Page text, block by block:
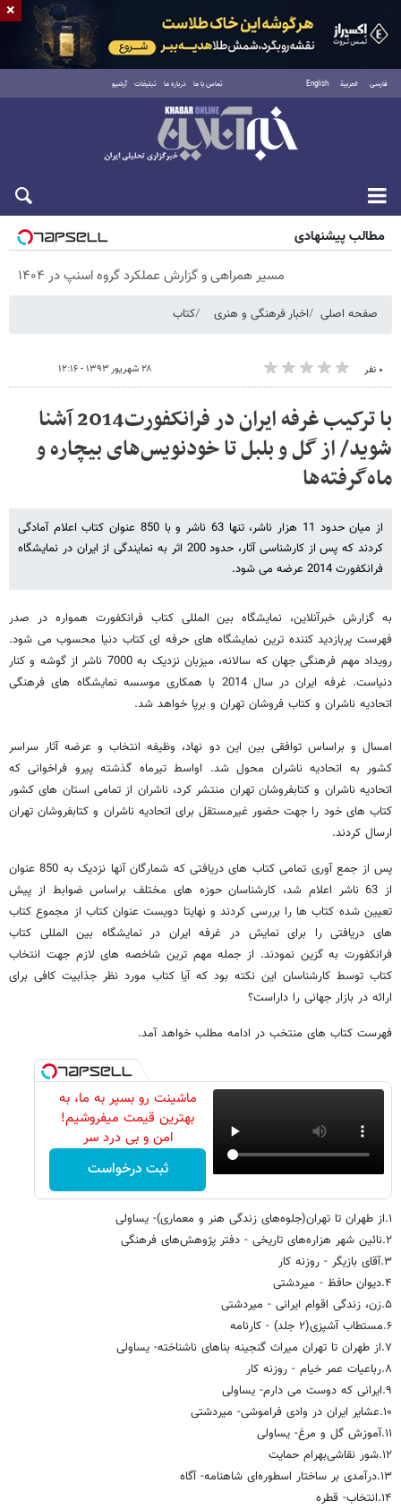
فارسی العربية English تماس با ما درباره ما تبلیغات آرشیو
شنبه ۱۷ مرداد ۱۴۰۵
مطالب پیشنهادی
مسیر همراهی و گزارش عملکرد گروه اسنپ در ۱۴۰۴
صفحه اصلی اخبار فرهنگی و هنری کتاب
۰ نفر ۲۸ شهریور ۱۳۹۳ - ۱۲:۱۶
با ترکیب غرفه ایران در فرانکفورت2014 آشنا
شوید/ از گل و بلبل تا خودنویس‌های بیچاره‌ و
ماه‌گرفته‌ها
از میان حدود 11 هزار ناشر، تنها 63 ناشر و با 850 عنوان کتاب اعلام آمادگی
کردند که پس از کارشناسی آثار، حدود 200 اثر به نمایندگی از ایران در نمایشگاه
فرانکفورت 2014 عرضه می شود.
به گزارش خبرآنلاین، نمایشگاه بین المللی کتاب فرانکفورت همواره در صدر
فهرست پربازدید کننده ترین نمایشگاه های حرفه ای کتاب دنیا محسوب می شود.
رویداد مهم فرهنگی جهان که سالانه، میزبان نزدیک به 7000 ناشر از گوشه و کنار
دنیاست. غرفه ایران در سال 2014 با همکاری موسسه نمایشگاه های فرهنگی
اتحادیه ناشران و کتاب فروشان تهران و برپا خواهد شد.
امسال و براساس توافقی بین این دو نهاد، وظیفه انتخاب و عرضه آثار سراسر
کشور به اتحادیه ناشران محول شد. اواسط تیرماه گذشته پیرو فراخوانی که
اتحادیه ناشران و کتابفروشان تهران منتشر کرد، ناشران از تمامی استان های کشور
کتاب های خود را جهت حضور غیرمستقل برای اتحادیه ناشران و کتابفروشان تهران
ارسال کردند.
پس از جمع آوری تمامی کتاب های دریافتی که شمارگان آنها نزدیک به 850 عنوان
از 63 ناشر اعلام شد، کارشناسان حوزه های مختلف براساس ضوابط از پیش
تعیین شده کتاب ها را بررسی کردند و نهایتا دویست عنوان کتاب از مجموع کتاب
های دریافتی را برای نمایش در غرفه ایران در نمایشگاه بین المللی کتاب
فرانکفورت به گزین نمودند. از جمله مهم ترین شاخصه های لازم جهت انتخاب
کتاب توسط کارشناسان این نکته بود که آیا کتاب مورد نظر جذابیت کافی برای
ارائه در بازار جهانی را داراست؟
فهرست کتاب های منتخب در ادامه مطلب خواهد آمد.
ماشینت رو بسپر به ما، به
بهترین قیمت میفروشیم!
امن و بی درد سر
ثبت درخواست
۱.از طهران تا تهران(جلوه‌های زندگی هنر و معماری)- یساولی
۲.نائین شهر هزاره‌های تاریخی - دفتر پژوهش‌های فرهنگی
۳.آقای بازیگر - روزنه کار
۴.دیوان حافظ - میردشتی
۵.زن، زندگی اقوام ایرانی - میردشتی
۶.مستطاب آشپزی(۲ جلد) - کارنامه
۷.از طهران تا تهران میراث گنجینه بناهای ناشناخته- یساولی
۸.رباعیات عمر خیام - روزنه کار
۹.ایرانی که دوست می دارم- یساولی
۱۰.عشایر ایران در وادی فراموشی- میردشتی
۱۱.آموزش گل و مرغ‌- یساولی
۱۲.شور نقاشی‌بهرام حمایت
۱۳.درآمدی بر ساختار اسطوره‌ای شاهنامه- آگاه
۱۴.انتخاب‌- قطره
×